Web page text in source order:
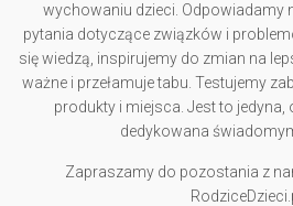
wychowaniu dzieci. Odpowiadamy
pytania dotyczące związków i
się wiedzą, inspirujemy do zmian na
ważne i przełamuje tabu. Testujemy
produkty i miejsca. Jest to
dedykowana
Zapraszamy do pozostania z